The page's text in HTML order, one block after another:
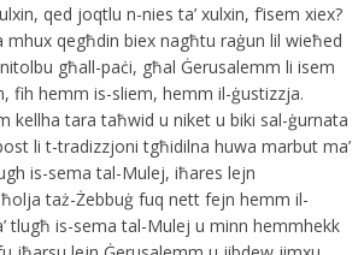
qed joqtlu n-nies ta’ xulxin, f’isem xiex?
mhux qegħdin biex nagħtu raġun lil wieħed
għall-paċi, għal Ġerusalemm li isem
fih hemm is-sliem, hemm il-ġustizzja.
kellha tara taħwid u niket u biki sal-ġurnata
li t-tradizzjoni tgħidilna huwa marbut ma’
is-sema tal-Mulej, iħares lejn
taż-Żebbuġ fuq nett fejn hemm il-
tlugħ is-sema tal-Mulej u minn hemmhekk